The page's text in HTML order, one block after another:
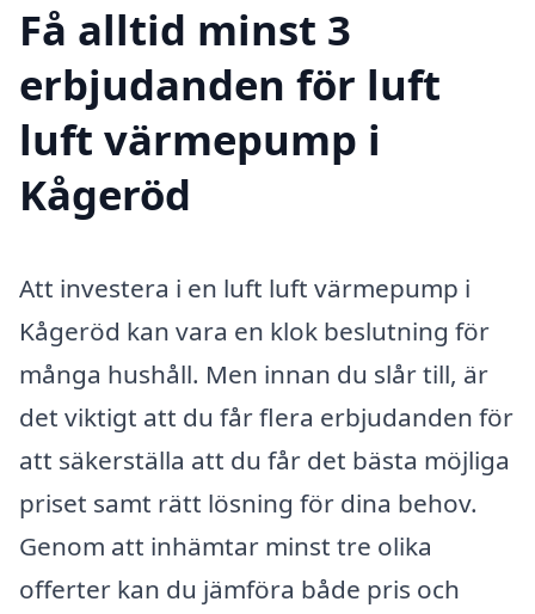
Få alltid minst 3
erbjudanden för luft
luft värmepump i
Kågeröd
Att investera i en luft luft värmepump i
Kågeröd kan vara en klok beslutning för
många hushåll. Men innan du slår till, är
det viktigt att du får flera erbjudanden för
att säkerställa att du får det bästa möjliga
priset samt rätt lösning för dina behov.
Genom att inhämtar minst tre olika
offerter kan du jämföra både pris och